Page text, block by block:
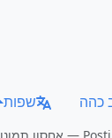
כהה שפות